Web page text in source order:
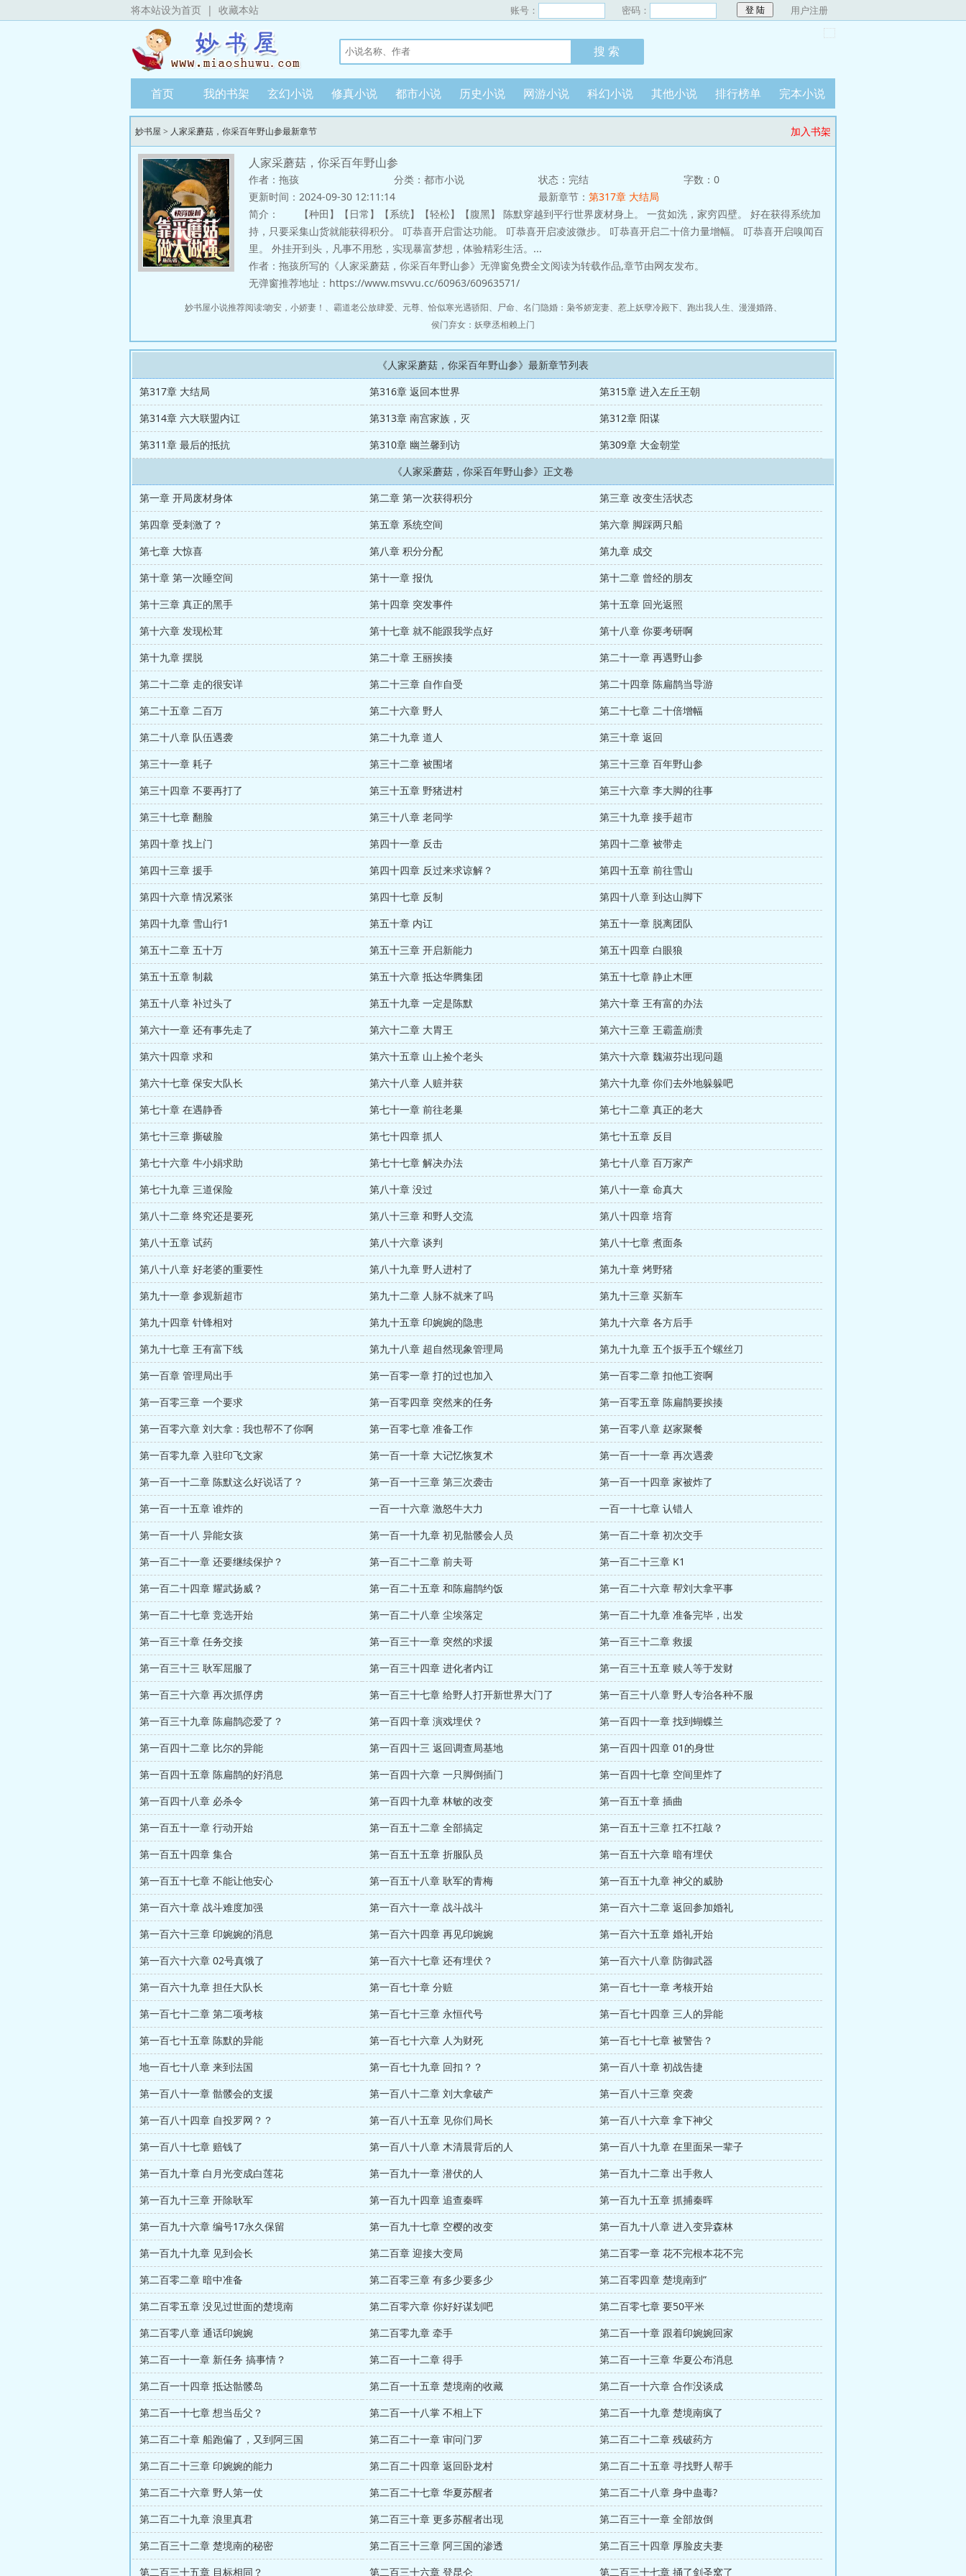
将本站设为首页 | 收藏本站 账号： 密码： 用户注册
首页 我的书架 玄幻小说 修真小说 都市小说 历史小说 网游小说 科幻小说 其他小说 排行榜单 完本小说
妙书屋 > 人家采蘑菇，你采百年野山参最新章节 加入书架
人家采蘑菇，你采百年野山参
作者：拖孩 分类：都市小说 状态：完结
字数：0
更新时间：2024-09-30 12:11:14
最新章节： 第317章 大结局
简介：
【种田】【日常】【系统】【轻松】【腹黑】 陈默穿越到平行世界废材身上。 一贫如洗，家穷四壁。 好在获得系统加
持，只要采集山货就能获得积分。 叮恭喜开启雷达功能。 叮恭喜开启凌波微步。 叮恭喜开启二十倍力量增幅。 叮恭喜开启嗅闻百
里。 外挂开到头，凡事不用愁，实现暴富梦想，体验精彩生活。...
作者：拖孩所写的《人家采蘑菇，你采百年野山参》无弹窗免费全文阅读为转载作品,章节由网友发布。
无弹窗推荐地址：https://www.msvvu.cc/60963/60963571/
妙书屋小说推荐阅读:吻安，小娇妻！ 、 霸道老公放肆爱、 元尊、 恰似寒光遇骄阳、 尸命、 名门隐婚：枭爷娇宠妻、 惹上妖孽冷殿下、 跑出我人生、 漫漫婚路、
侯门弃女：妖孽丞相赖上门
《人家采蘑菇，你采百年野山参》最新章节列表
第317章 大结局
第316章 返回本世界
第315章 进入左丘王朝
第314章 六大联盟内讧
第313章 南宫家族，灭
第312章 阳谋
第311章 最后的抵抗
第310章 幽兰馨到访
第309章 大金朝堂
《人家采蘑菇，你采百年野山参》正文卷
第一章 开局废材身体
第二章 第一次获得积分
第三章 改变生活状态
第四章 受刺激了？
第五章 系统空间
第六章 脚踩两只船
第七章 大惊喜
第八章 积分分配
第九章 成交
第十章 第一次睡空间
第十一章 报仇
第十二章 曾经的朋友
第十三章 真正的黑手
第十四章 突发事件
第十五章 回光返照
第十六章 发现松茸
第十七章 就不能跟我学点好
第十八章 你要考研啊
第十九章 摆脱
第二十章 王丽挨揍
第二十一章 再遇野山参
第二十二章 走的很安详
第二十三章 自作自受
第二十四章 陈扁鹊当导游
第二十五章 二百万
第二十六章 野人
第二十七章 二十倍增幅
第二十八章 队伍遇袭
第二十九章 道人
第三十章 返回
第三十一章 耗子
第三十二章 被围堵
第三十三章 百年野山参
第三十四章 不要再打了
第三十五章 野猪进村
第三十六章 李大脚的往事
第三十七章 翻脸
第三十八章 老同学
第三十九章 接手超市
第四十章 找上门
第四十一章 反击
第四十二章 被带走
第四十三章 援手
第四十四章 反过来求谅解？
第四十五章 前往雪山
第四十六章 情况紧张
第四十七章 反制
第四十八章 到达山脚下
第四十九章 雪山行1
第五十章 内讧
第五十一章 脱离团队
第五十二章 五十万
第五十三章 开启新能力
第五十四章 白眼狼
第五十五章 制裁
第五十六章 抵达华腾集团
第五十七章 静止木匣
第五十八章 补过头了
第五十九章 一定是陈默
第六十章 王有富的办法
第六十一章 还有事先走了
第六十二章 大胃王
第六十三章 王霸盖崩溃
第六十四章 求和
第六十五章 山上捡个老头
第六十六章 魏淑芬出现问题
第六十七章 保安大队长
第六十八章 人赃并获
第六十九章 你们去外地躲躲吧
第七十章 在遇静香
第七十一章 前往老巢
第七十二章 真正的老大
第七十三章 撕破脸
第七十四章 抓人
第七十五章 反目
第七十六章 牛小娟求助
第七十七章 解决办法
第七十八章 百万家产
第七十九章 三道保险
第八十章 没过
第八十一章 命真大
第八十二章 终究还是要死
第八十三章 和野人交流
第八十四章 培育
第八十五章 试药
第八十六章 谈判
第八十七章 煮面条
第八十八章 好老婆的重要性
第八十九章 野人进村了
第九十章 烤野猪
第九十一章 参观新超市
第九十二章 人脉不就来了吗
第九十三章 买新车
第九十四章 针锋相对
第九十五章 印婉婉的隐患
第九十六章 各方后手
第九十七章 王有富下线
第九十八章 超自然现象管理局
第九十九章 五个扳手五个螺丝刀
第一百章 管理局出手
第一百零一章 打的过也加入
第一百零二章 扣他工资啊
第一百零三章 一个要求
第一百零四章 突然来的任务
第一百零五章 陈扁鹊要挨揍
第一百零六章 刘大拿：我也帮不了你啊
第一百零七章 准备工作
第一百零八章 赵家聚餐
第一百零九章 入驻印飞文家
第一百一十章 大记忆恢复术
第一百一十一章 再次遇袭
第一百一十二章 陈默这么好说话了？
第一百一十三章 第三次袭击
第一百一十四章 家被炸了
第一百一十五章 谁炸的
一百一十六章 激怒牛大力
一百一十七章 认错人
第一百一十八 异能女孩
第一百一十九章 初见骷髅会人员
第一百二十章 初次交手
第一百二十一章 还要继续保护？
第一百二十二章 前夫哥
第一百二十三章 K1
第一百二十四章 耀武扬威？
第一百二十五章 和陈扁鹊约饭
第一百二十六章 帮刘大拿平事
第一百二十七章 竞选开始
第一百二十八章 尘埃落定
第一百二十九章 准备完毕，出发
第一百三十章 任务交接
第一百三十一章 突然的求援
第一百三十二章 救援
第一百三十三 耿军屈服了
第一百三十四章 进化者内讧
第一百三十五章 赎人等于发财
第一百三十六章 再次抓俘虏
第一百三十七章 给野人打开新世界大门了
第一百三十八章 野人专治各种不服
第一百三十九章 陈扁鹊恋爱了？
第一百四十章 演戏埋伏？
第一百四十一章 找到蝴蝶兰
第一百四十二章 比尔的异能
第一百四十三 返回调查局基地
第一百四十四章 01的身世
第一百四十五章 陈扁鹊的好消息
第一百四十六章 一只脚倒插门
第一百四十七章 空间里炸了
第一百四十八章 必杀令
第一百四十九章 林敏的改变
第一百五十章 插曲
第一百五十一章 行动开始
第一百五十二章 全部搞定
第一百五十三章 扛不扛敲？
第一百五十四章 集合
第一百五十五章 折服队员
第一百五十六章 暗有埋伏
第一百五十七章 不能让他安心
第一百五十八章 耿军的青梅
第一百五十九章 神父的威胁
第一百六十章 战斗难度加强
第一百六十一章 战斗战斗
第一百六十二章 返回参加婚礼
第一百六十三章 印婉婉的消息
第一百六十四章 再见印婉婉
第一百六十五章 婚礼开始
第一百六十六章 02号真饿了
第一百六十七章 还有埋伏？
第一百六十八章 防御武器
第一百六十九章 担任大队长
第一百七十章 分赃
第一百七十一章 考核开始
第一百七十二章 第二项考核
第一百七十三章 永恒代号
第一百七十四章 三人的异能
第一百七十五章 陈默的异能
第一百七十六章 人为财死
第一百七十七章 被警告？
地一百七十八章 来到法国
第一百七十九章 回扣？？
第一百八十章 初战告捷
第一百八十一章 骷髅会的支援
第一百八十二章 刘大拿破产
第一百八十三章 突袭
第一百八十四章 自投罗网？？
第一百八十五章 见你们局长
第一百八十六章 拿下神父
第一百八十七章 赔钱了
第一百八十八章 木清晨背后的人
第一百八十九章 在里面呆一辈子
第一百九十章 白月光变成白莲花
第一百九十一章 潜伏的人
第一百九十二章 出手救人
第一百九十三章 开除耿军
第一百九十四章 追查秦晖
第一百九十五章 抓捕秦晖
第一百九十六章 编号17永久保留
第一百九十七章 空樱的改变
第一百九十八章 进入变异森林
第一百九十九章 见到会长
第二百章 迎接大变局
第二百零一章 花不完根本花不完
第二百零二章 暗中准备
第二百零三章 有多少要多少
第二百零四章 楚境南到”
第二百零五章 没见过世面的楚境南
第二百零六章 你好好谋划吧
第二百零七章 要50平米
第二百零八章 通话印婉婉
第二百零九章 牵手
第二百一十章 跟着印婉婉回家
第二百一十一章 新任务 搞事情？
第二百一十二章 得手
第二百一十三章 华夏公布消息
第二百一十四章 抵达骷髅岛
第二百一十五章 楚境南的收藏
第二百一十六章 合作没谈成
第二百一十七章 想当岳父？
第二百一十八掌 不相上下
第二百一十九章 楚境南疯了
第二百二十章 船跑偏了，又到阿三国
第二百二十一章 审问门罗
第二百二十二章 残破药方
第二百二十三章 印婉婉的能力
第二百二十四章 返回卧龙村
第二百二十五章 寻找野人帮手
第二百二十六章 野人第一仗
第二百二十七章 华夏苏醒者
第二百二十八章 身中蛊毒?
第二百二十九章 浪里真君
第二百三十章 更多苏醒者出现
第二百三十一章 全部放倒
第二百三十二章 楚境南的秘密
第二百三十三章 阿三国的渗透
第二百三十四章 厚脸皮夫妻
第二百三十五章 目标相同？
第二百三十六章 登昆仑 第二百三十七章 捅了剑圣窝了